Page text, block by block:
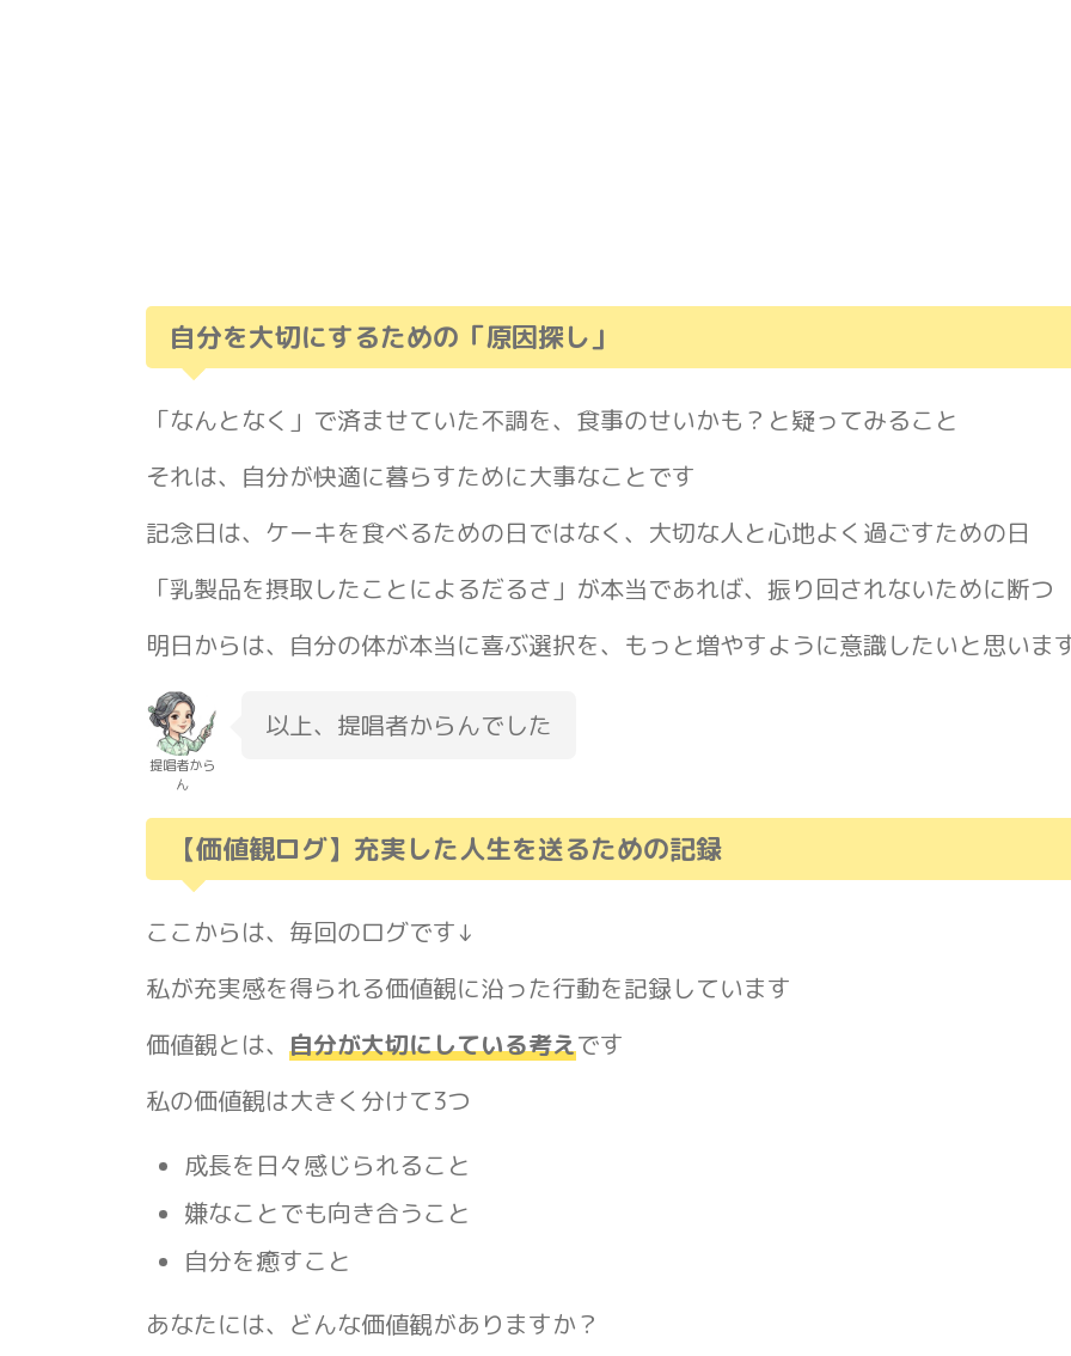
自分を大切にするための「原因探し」
「なんとなく」で済ませていた不調を、食事のせいかも？と疑ってみること
それは、自分が快適に暮らすために大事なことです
記念日は、ケーキを食べるための日ではなく、大切な人と心地よく過ごすための日
「乳製品を摂取したことによるだるさ」が本当であれば、振り回されないために断つ
明日からは、自分の体が本当に喜ぶ選択を、もっと増やすように意識したいと思いま
提唱者から
ん
以上、提唱者からんでした
【価値観ログ】充実した人生を送るための記録
ここからは、毎回のログです↓
私が充実感を得られる価値観に沿った行動を記録しています
価値観とは、 自分が大切にしている考えです
私の価値観は大きく分けて3つ
成長を日々感じられること
嫌なことでも向き合うこと
自分を癒すこと
あなたには、どんな価値観がありますか？